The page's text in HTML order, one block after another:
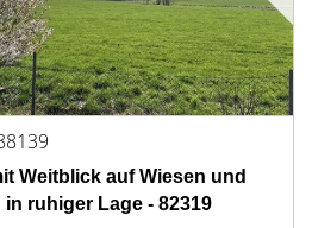
Weitblick auf Wiesen und
ruhiger Lage - 82319